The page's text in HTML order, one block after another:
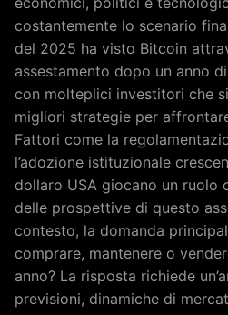
costantemente lo scenario
del 2025 ha visto Bitcoin
assestamento dopo un anno
con molteplici investitori che
migliori strategie per
Fattori come la
l’adozione istituzionale
dollaro USA giocano un ruolo
delle prospettive di questo
contesto, la domanda
comprare, mantenere o
anno? La risposta richiede
previsioni, dinamiche di